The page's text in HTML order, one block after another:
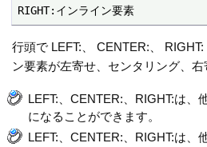
RIGHT:インライン要素
行頭で LEFT:、 CENTER:、
ン要素が左寄せ、センタリング、右
LEFT:、CENTER:、RIGHT:は、
になることができます。
LEFT:、CENTER:、RIGHT:は、